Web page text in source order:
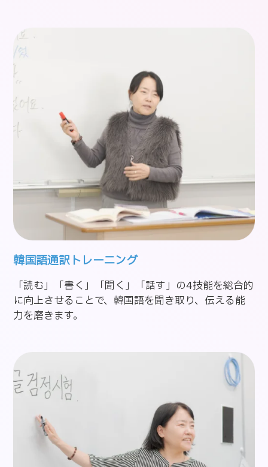
韓国語通訳トレーニング
「読む」「書く」「聞く」「話す」の4技能を総合的
に向上させることで、韓国語を聞き取り、伝える能
力を磨きます。